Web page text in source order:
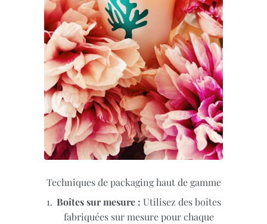
Techniques de packaging haut de gamme
Boîtes sur mesure : Utilisez des boîtes
fabriquées sur mesure pour chaque